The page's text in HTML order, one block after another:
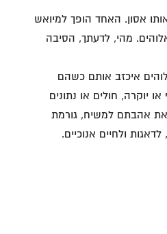
אסון. האחד הופך למיואש
מהי, לדעתך, הסיבה
איכזב אותם כשהם
יוקרה, חולים או נתונים
אהבתם למשיח, גורמת
ולחיים אנוכיים.